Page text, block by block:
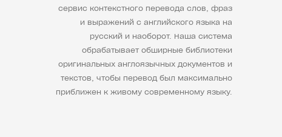
сервис контекстного перевода слов, фраз
и выражений с английского языка на
русский и наоборот. Наша система
обрабатывает обширные библиотеки
оригинальных англоязычных документов и
текстов, чтобы перевод был максимально
приближен к живому современному языку.